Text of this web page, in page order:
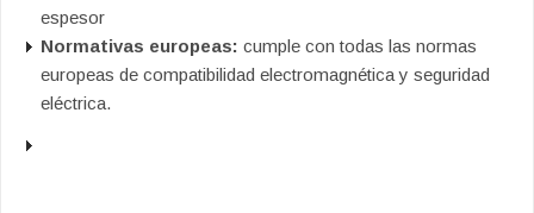
espesor
Normativas europeas: cumple con todas las normas
europeas de compatibilidad electromagnética y seguridad
eléctrica.